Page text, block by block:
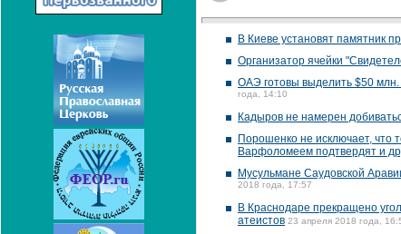
В Киеве установят памятник
Организатор ячейки
ОАЭ готовы выделить $50
года, 14:10
Кадыров не намерен
Порошенко не исключает, что
Варфоломеем подтвердят и
Мусульмане Саудовской
2018 года, 17:57
В Краснодаре прекращено
атеистов 23 апреля 2018 года,